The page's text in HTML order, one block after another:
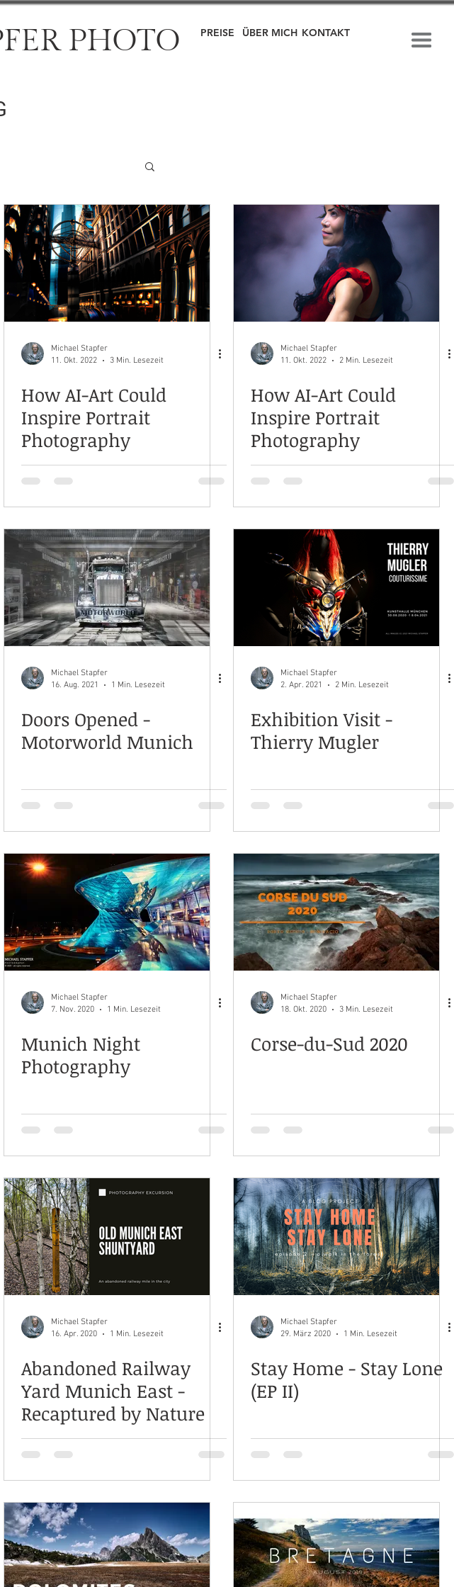
PHOTO PREISE ÜBER MICH KONTAKT
Michael Stapfer
11. Okt. 2022
3 Min. Lesezeit
How AI-Art Could
Inspire Portrait
Photography
Michael Stapfer
11. Okt. 2022
2 Min. Lesezeit
How AI-Art Could
Inspire Portrait
Photography
Michael Stapfer
16. Aug. 2021
1 Min. Lesezeit
Doors Opened -
Motorworld Munich
Michael Stapfer
2. Apr. 2021
2 Min. Lesezeit
Exhibition Visit -
Thierry Mugler
Michael Stapfer
7. Nov. 2020
1 Min. Lesezeit
Munich Night
Photography
Michael Stapfer
18. Okt. 2020
3 Min. Lesezeit
Corse-du-Sud 2020
Michael Stapfer
16. Apr. 2020
1 Min. Lesezeit
Abandoned Railway
Yard Munich East -
Recaptured by Nature
Michael Stapfer
29. März 2020
1 Min. Lesezeit
Stay Home - Stay Lone
(EP II)